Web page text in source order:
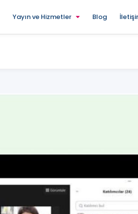
Yayın ve Hizmetler Blog